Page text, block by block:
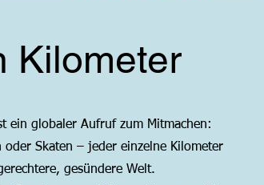
Kilometer
ein globaler Aufruf zum Mitmachen:
oder Skaten – jeder einzelne Kilometer
gesündere Welt.